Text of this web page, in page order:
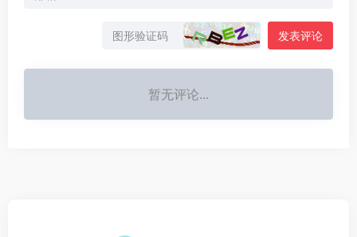
发表评论
暂无评论...